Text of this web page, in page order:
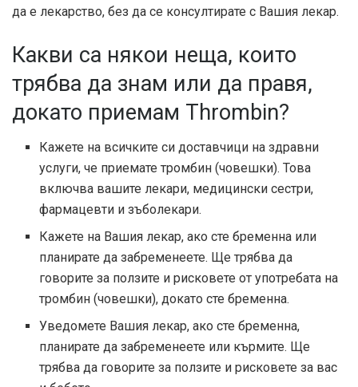
да е лекарство, без да се консултирате с Вашия лекар.
Какви са някои неща, които
трябва да знам или да правя,
докато приемам Thrombin?
Кажете на всичките си доставчици на здравни
услуги, че приемате тромбин (човешки). Това
включва вашите лекари, медицински сестри,
фармацевти и зъболекари.
Кажете на Вашия лекар, ако сте бременна или
планирате да забременеете. Ще трябва да
говорите за ползите и рисковете от употребата на
тромбин (човешки), докато сте бременна.
Уведомете Вашия лекар, ако сте бременна,
планирате да забременеете или кърмите. Ще
трябва да говорите за ползите и рисковете за вас